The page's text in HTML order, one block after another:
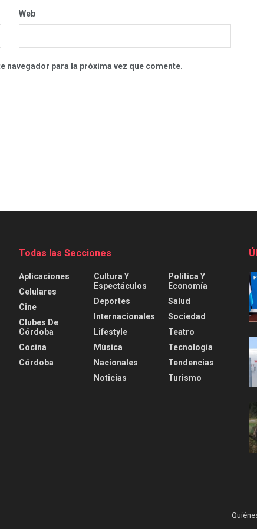
Web
navegador para la próxima vez que comente.
Todas las Secciones
Aplicaciones
Celulares
Cine
Clubes De
Córdoba
Cocina
Córdoba
Cultura Y
Espectáculos
Deportes
Internacionales
Lifestyle
Música
Nacionales
Noticias
Política Y
Economía
Salud
Sociedad
Teatro
Tecnología
Tendencias
Turismo